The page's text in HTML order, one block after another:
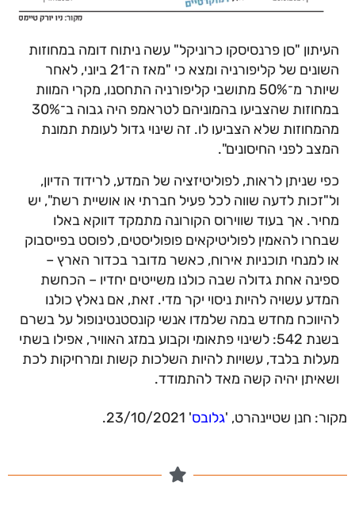
העיתון "סן פרנסיסקו כרוניקל" עשה ניתוח דומה במחוזות
השונים של קליפורניה ומצא כי "מאז ה־21 ביוני, לאחר
שיותר מ־50% מתושבי קליפורניה התחסנו, מקרי המוות
במחוזות שהצביעו בהמוניהם לטראמפ היה גבוה ב־30%
מהמחוזות שלא הצביעו לו. זה שינוי גדול לעומת תמונת
המצב לפני החיסונים".
כפי שניתן לראות, לפוליטיזציה של המדע, לרידוד הדיון,
ול"זכות לדעה שווה לכל פעיל חברתי או אושיית רשת", יש
מחיר. אך בעוד שווירוס הקורונה מתמקד דווקא באלו
שבחרו להאמין לפוליטיקאים פופוליסטים, לפוסט בפייסבוק
או למנחי תוכניות אירוח, כאשר מדובר בכדור הארץ –
ספינה אחת גדולה שבה כולנו משייטים יחדיו – הכחשת
המדע עשויה להיות ניסוי יקר מדי. זאת, אם נאלץ כולנו
להיווכח מחדש במה שלמדו אנשי קונסטנטינופול על בשרם
בשנת 542: לשינוי פתאומי וקבוע במזג האוויר, אפילו בשתי
מעלות בלבד, עשויות להיות השלכות קשות ומרחיקות לכת
ושאיתן יהיה קשה מאד להתמודד.
מקור: חנן שטיינהרט, 'גלובס' 23/10/2021.